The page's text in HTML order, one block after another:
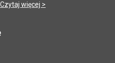
Czytaj więcej >